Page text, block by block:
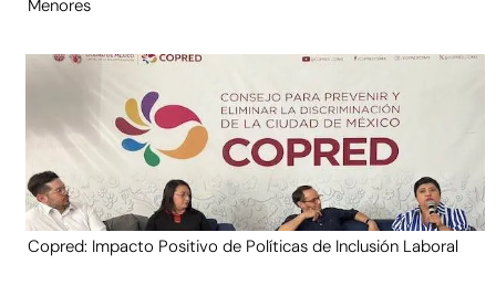
Menores
Copred: Impacto Positivo de Políticas de Inclusión Laboral